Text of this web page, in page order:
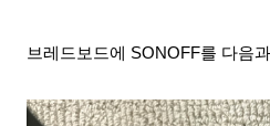
브레드보드에 SONOFF를 다음